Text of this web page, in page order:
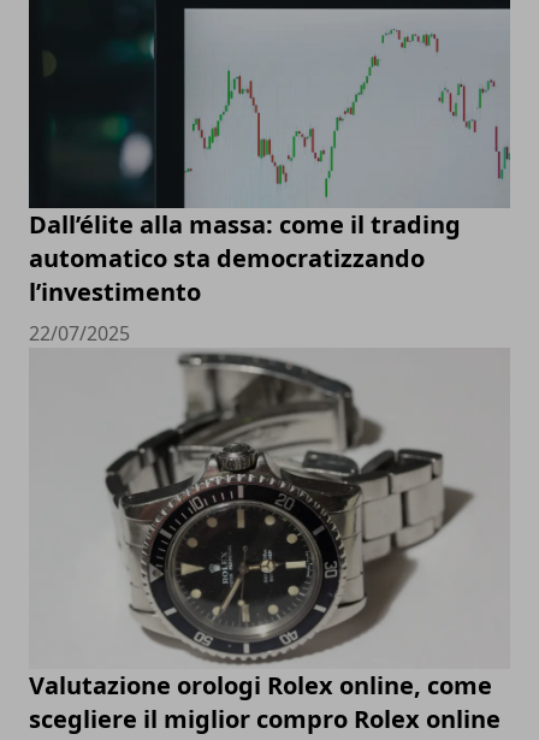
Dall’élite alla massa: come il trading
automatico sta democratizzando
l’investimento
22/07/2025
Valutazione orologi Rolex online, come
scegliere il miglior compro Rolex online